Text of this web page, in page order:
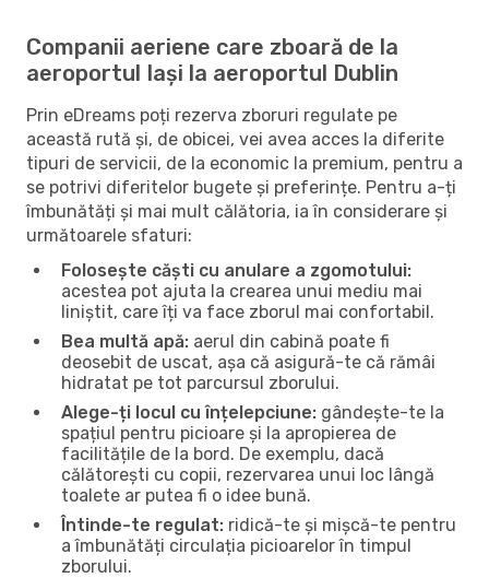
Companii aeriene care zboară de la
aeroportul Iași la aeroportul Dublin
Prin eDreams poți rezerva zboruri regulate pe
această rută și, de obicei, vei avea acces la diferite
tipuri de servicii, de la economic la premium, pentru a
se potrivi diferitelor bugete și preferințe. Pentru a-ți
îmbunătăți și mai mult călătoria, ia în considerare și
următoarele sfaturi:
Folosește căști cu anulare a zgomotului:
acestea pot ajuta la crearea unui mediu mai
liniștit, care îți va face zborul mai confortabil.
Bea multă apă: aerul din cabină poate fi
deosebit de uscat, așa că asigură-te că rămâi
hidratat pe tot parcursul zborului.
Alege-ți locul cu înțelepciune: gândește-te la
spațiul pentru picioare și la apropierea de
facilitățile de la bord. De exemplu, dacă
călătorești cu copii, rezervarea unui loc lângă
toalete ar putea fi o idee bună.
Întinde-te regulat: ridică-te și mișcă-te pentru
a îmbunătăți circulația picioarelor în timpul
zborului.